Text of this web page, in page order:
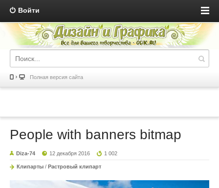
Войти
Полная версия сайта
People with banners bitmap
Diza-74 12 декабря 2016 1 002
Клипарты / Растровый клипарт